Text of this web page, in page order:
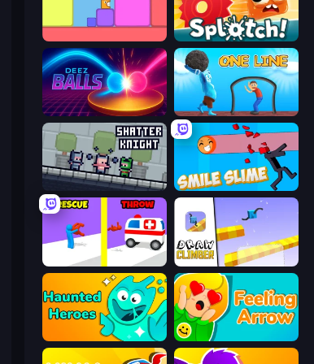
Splotch!
Deez Balls One Line
Shatter Knight Smile Slime
Rescue Throw Draw Climber
Haunted Heroes Feeling Arrow